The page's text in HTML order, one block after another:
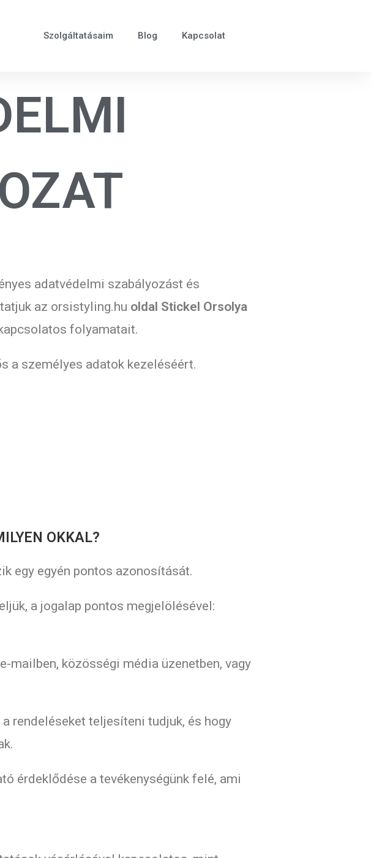
Szolgáltatásaim Blog Kapcsolat
adatvédelmi szabályozást és
az orsistyling.hu oldal Stickel Orsolya
folyamatait.
a személyes adatok kezeléséért.
OKKAL?
egy egyén pontos azonosítását.
a jogalap pontos megjelölésével:
mailben, közösségi média üzenetben, vagy
rendeléseket teljesíteni tudjuk, és hogy
érdeklődése a tevékenységünk felé, ami